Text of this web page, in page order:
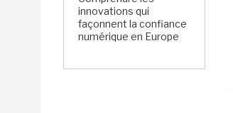
innovations qui
façonnent la confiance
numérique en Europe